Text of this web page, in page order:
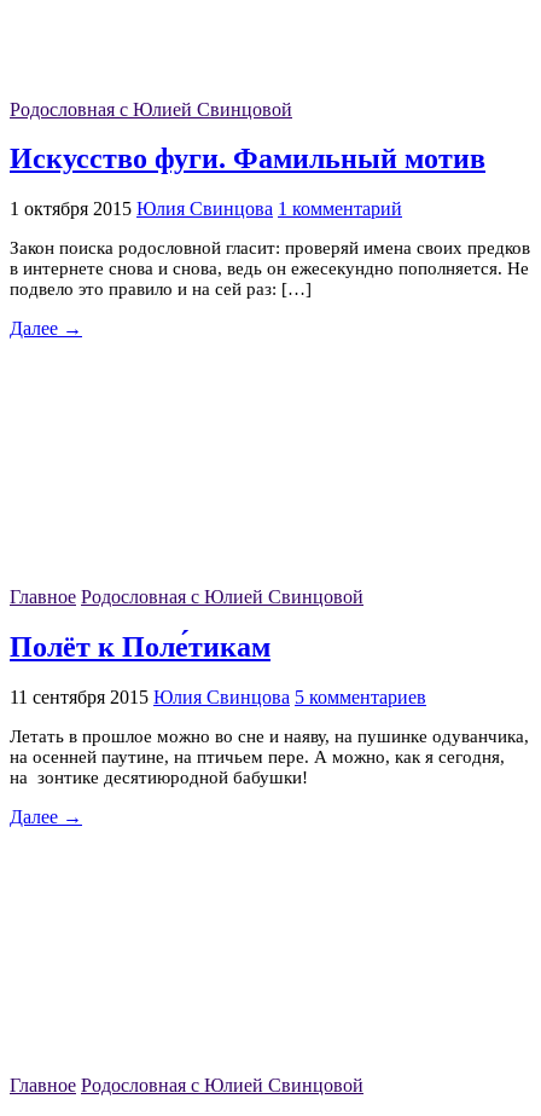
Родословная с Юлией Свинцовой
Искусство фуги. Фамильный мотив
1 октября 2015 Юлия Свинцова 1 комментарий
Закон поиска родословной гласит: проверяй имена своих предков
в интернете снова и снова, ведь он ежесекундно пополняется. Не
подвело это правило и на сей раз: […]
Далее →
Главное Родословная с Юлией Свинцовой
Полёт к Поле́тикам
11 сентября 2015 Юлия Свинцова 5 комментариев
Летать в прошлое можно во сне и наяву, на пушинке одуванчика,
на осенней паутине, на птичьем пере. А можно, как я сегодня,
на зонтике десятиюродной бабушки!
Далее →
Главное Родословная с Юлией Свинцовой